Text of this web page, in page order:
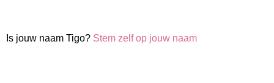
Is jouw naam Tigo? Stem zelf op jouw naam